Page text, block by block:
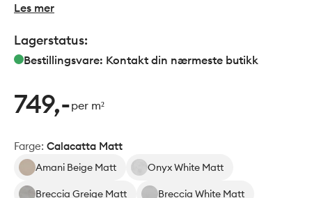
den ekte steinen, men med kvalitetene fra
Les mer
Lagerstatus:
Bestillingsvare: Kontakt din nærmeste butikk
749,-per m²
Farge: Calacatta Matt
Amani Beige Matt Onyx White Matt
Breccia Greige Matt Breccia White Matt